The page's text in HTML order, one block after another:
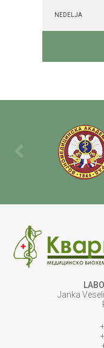
NEDELJA
Janka